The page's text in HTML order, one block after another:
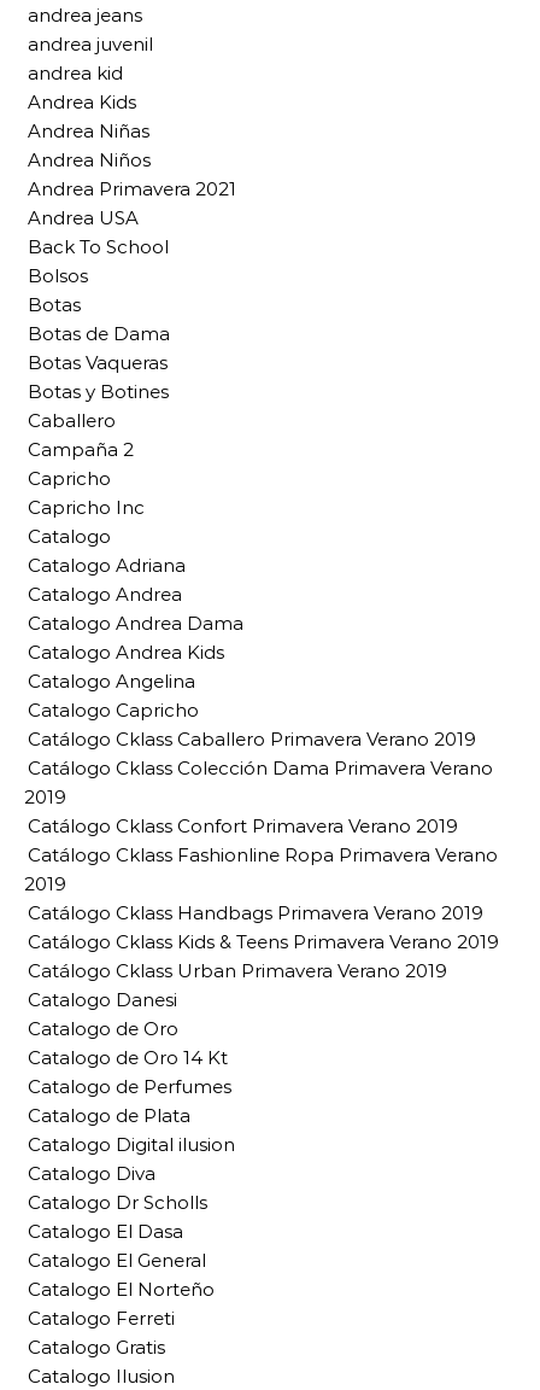
andrea jeans
andrea juvenil
andrea kid
Andrea Kids
Andrea Niñas
Andrea Niños
Andrea Primavera 2021
Andrea USA
Back To School
Bolsos
Botas
Botas de Dama
Botas Vaqueras
Botas y Botines
Caballero
Campaña 2
Capricho
Capricho Inc
Catalogo
Catalogo Adriana
Catalogo Andrea
Catalogo Andrea Dama
Catalogo Andrea Kids
Catalogo Angelina
Catalogo Capricho
Catálogo Cklass Caballero Primavera Verano 2019
Catálogo Cklass Colección Dama Primavera Verano
2019
Catálogo Cklass Confort Primavera Verano 2019
Catálogo Cklass Fashionline Ropa Primavera Verano
2019
Catálogo Cklass Handbags Primavera Verano 2019
Catálogo Cklass Kids & Teens Primavera Verano 2019
Catálogo Cklass Urban Primavera Verano 2019
Catalogo Danesi
Catalogo de Oro
Catalogo de Oro 14 Kt
Catalogo de Perfumes
Catalogo de Plata
Catalogo Digital ilusion
Catalogo Diva
Catalogo Dr Scholls
Catalogo El Dasa
Catalogo El General
Catalogo El Norteño
Catalogo Ferreti
Catalogo Gratis
Catalogo Ilusion